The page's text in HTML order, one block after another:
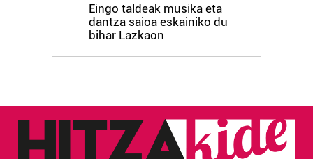
Eingo taldeak musika eta
dantza saioa eskainiko du
bihar Lazkaon